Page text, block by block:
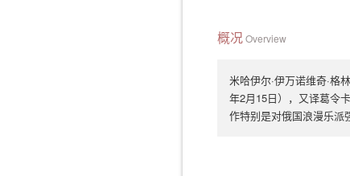
概况Overview
米哈伊尔·伊万诺维奇·格
年2月15日），又译葛令
作特别是对俄国浪漫乐派